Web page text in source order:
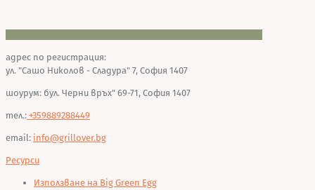
адрес по регистрация:
ул. "Сашо Николов - Сладура" 7, София 1407
шоурум: бул. Черни връх" 69-71, София 1407
тел.: +359889288449
email: info@grillover.bg
Ресурси
Използване на Big Green Egg